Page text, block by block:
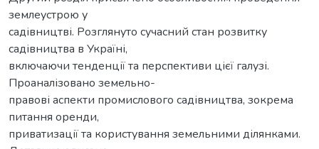
землеустрою у
садівництві. Розглянуто сучасний стан розвитку
садівництва в Україні,
включаючи тенденції та перспективи цієї галузі.
Проаналізовано земельно-
правові аспекти промислового садівництва, зокрема
питання оренди,
приватизації та користування земельними ділянками.